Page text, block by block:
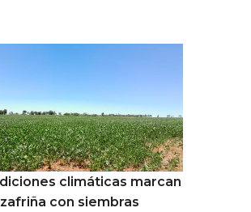
climáticas marcan
con siembras